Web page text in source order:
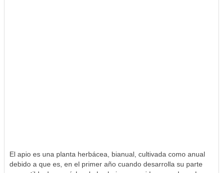
El apio es una planta herbácea, bianual, cultivada como anual
debido a que es, en el primer año cuando desarrolla su parte